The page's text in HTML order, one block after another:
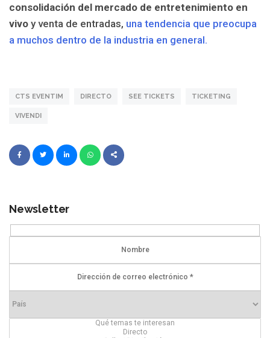
consolidación del mercado de entretenimiento en
vivo y venta de entradas, una tendencia que preocupa
a muchos dentro de la industria en general.
CTS EVENTIM DIRECTO SEE TICKETS TICKETING
VIVENDI
Newsletter